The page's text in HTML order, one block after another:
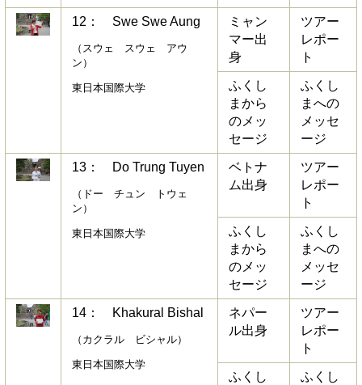
12： Swe Swe Aung
（スウェ スウェ アウ
ン）
東日本国際大学
ミャン
マー出
身
ツアー
レポー
ト
ふくし
まから
のメッ
セージ
ふくし
まへの
メッセ
ージ
13： Do Trung Tuyen
（ドー チュン トウェ
ン）
東日本国際大学
ベトナ
ム出身
ツアー
レポー
ト
ふくし
まから
のメッ
セージ
ふくし
まへの
メッセ
ージ
14： Khakural Bishal
（カクラル ビシャル）
東日本国際大学
ネパー
ル出身
ツアー
レポー
ト
ふくし
ふくし